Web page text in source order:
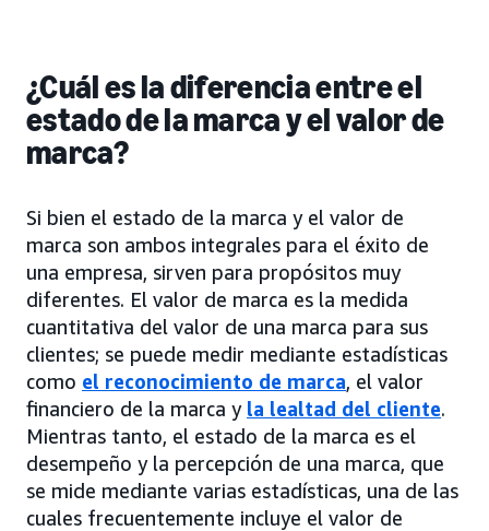
¿Cuál es la diferencia entre el
estado de la marca y el valor de
marca?
Si bien el estado de la marca y el valor de
marca son ambos integrales para el éxito de
una empresa, sirven para propósitos muy
diferentes. El valor de marca es la medida
cuantitativa del valor de una marca para sus
clientes; se puede medir mediante estadísticas
como el reconocimiento de marca, el valor
financiero de la marca y la lealtad del cliente.
Mientras tanto, el estado de la marca es el
desempeño y la percepción de una marca, que
se mide mediante varias estadísticas, una de las
cuales frecuentemente incluye el valor de